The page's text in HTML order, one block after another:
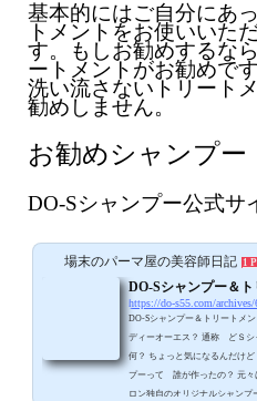
基本的にはご自分にあ
トメントをお使いいた
す。もしお勧めするな
ートメントがお勧めです
洗い流さないトリート
勧めしません。
お勧めシャンプー
DO-Sシャンプー公式サ
場末のパーマ屋の美容師日記 1
DO-Sシャンプー＆
https://do-s55.com/archives/
DO-Sシャンプー＆トリートメ
ディーオーエス？ 通称 どＳシ
何？ ちょっと気になるんだけ
プーって 誰が作ったの？ 元々
ロン独自のオリジナルシャン